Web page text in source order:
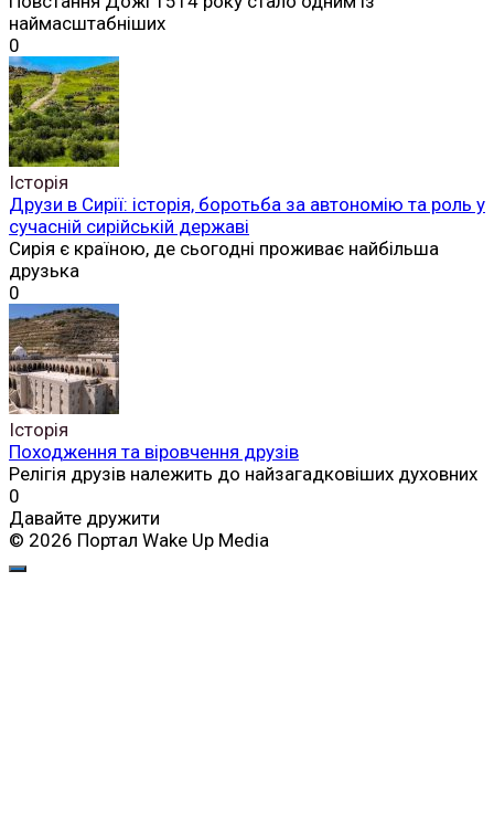
наймасштабніших
0
Історія
Друзи в Сирії: історія, боротьба за автономію та роль у
сучасній сирійській державі
Сирія є країною, де сьогодні проживає найбільша
друзька
0
Історія
Походження та віровчення друзів
Релігія друзів належить до найзагадковіших духовних
0
Давайте дружити
© 2026 Портал Wake Up Media